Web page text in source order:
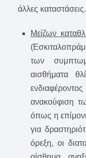
άλλες
Μείζων
των
αισθήματα
ανακούφιση
όπως η
για
όρεξη, οι